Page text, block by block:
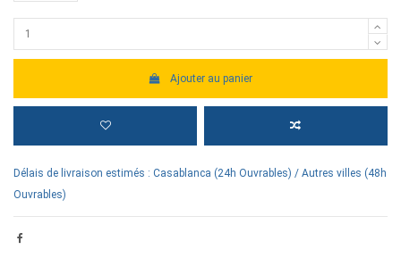
Ajouter au panier
Délais de livraison estimés : Casablanca (24h Ouvrables) / Autres villes (48h
Ouvrables)